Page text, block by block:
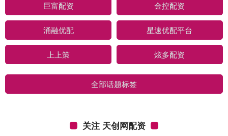
巨富配资 金控配资
涌融优配 星速优配平台
上上策 炫多配资
全部话题标签
关注 天创网配资